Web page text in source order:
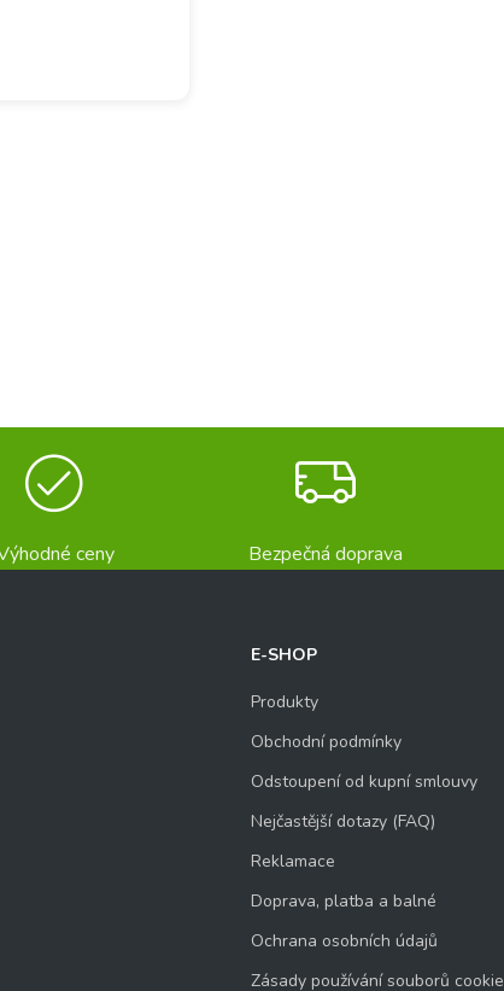
ceny Bezpečná doprava
E-SHOP
Produkty
Obchodní podmínky
Odstoupení od kupní smlouvy
Nejčastější dotazy (FAQ)
Reklamace
Doprava, platba a balné
Ochrana osobních údajů
Zásady používání souborů cookie